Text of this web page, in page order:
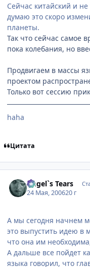
Сейчас китайский и
думаю это скоро
планеты.
Так что сейчас самое
пока колебания, но
Продвигаем в массы
проектом
Только вот сессию
haha
Цитата
Angel`s Tears
24 Мая, 200620 г
А мы сегодня начнем
это выпустить идею в
что она им
А дальше все пойдет
языка говорил, что